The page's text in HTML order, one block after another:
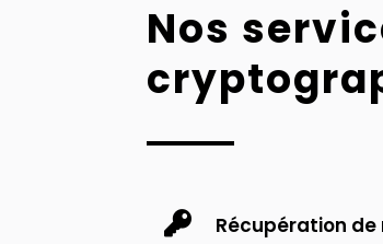
Nos
 Récupération